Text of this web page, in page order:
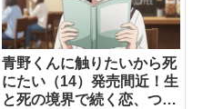
青野くんに触りたいから死
にたい（14）発売間近！生
と死の境界で続く恋、つい